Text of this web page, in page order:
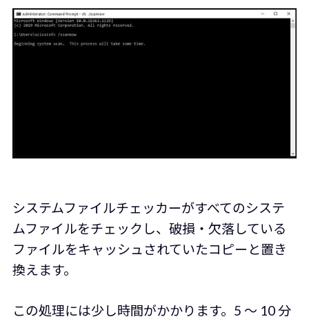
システムファイルチェッカーがすべてのシステ
ムファイルをチェックし、破損・欠落している
ファイルをキャッシュされていたコピーと置き
換えます。
この処理には少し時間がかかります。5 ～ 10 分